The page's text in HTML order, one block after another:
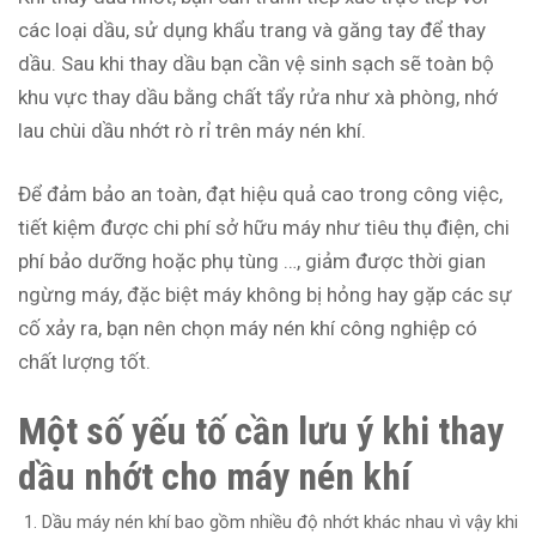
các loại dầu, sử dụng khẩu trang và găng tay để thay
dầu. Sau khi thay dầu bạn cần vệ sinh sạch sẽ toàn bộ
khu vực thay dầu bằng chất tẩy rửa như xà phòng, nhớ
lau chùi dầu nhớt rò rỉ trên máy nén khí.
Để đảm bảo an toàn, đạt hiệu quả cao trong công việc,
tiết kiệm được chi phí sở hữu máy như tiêu thụ điện, chi
phí bảo dưỡng hoặc phụ tùng …, giảm được thời gian
ngừng máy, đặc biệt máy không bị hỏng hay gặp các sự
cố xảy ra, bạn nên chọn máy nén khí công nghiệp có
chất lượng tốt.
Một số yếu tố cần lưu ý khi thay
dầu nhớt cho máy nén khí
Dầu máy nén khí bao gồm nhiều độ nhớt khác nhau vì vậy khi